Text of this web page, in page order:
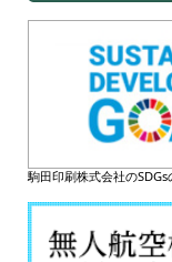
駒田印刷株式会社のSDGs